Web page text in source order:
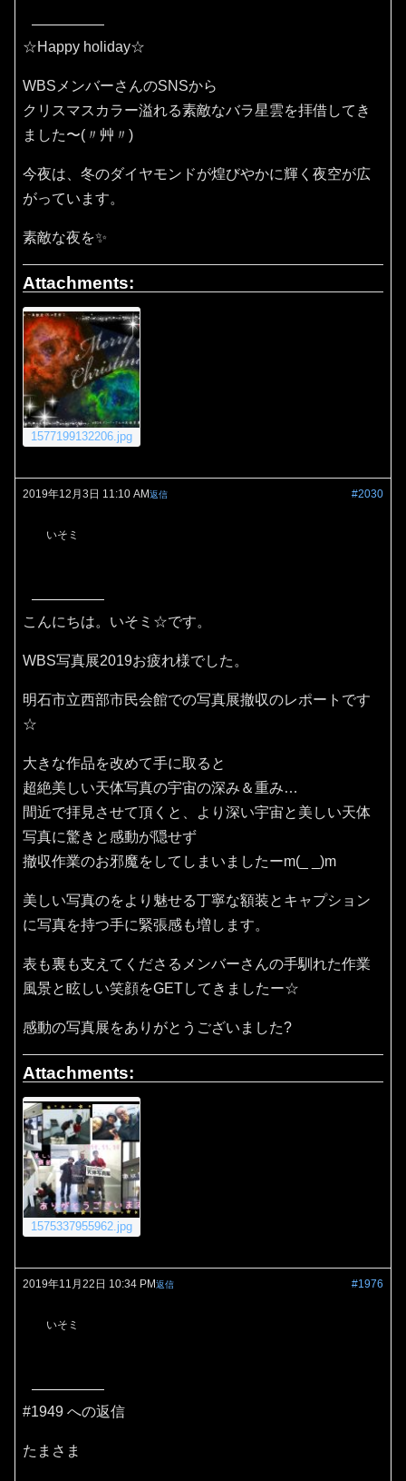
☆Happy holiday☆
WBSメンバーさんのSNSから
クリスマスカラー溢れる素敵なバラ星雲を拝借してき
ました〜(〃艸〃)
今夜は、冬のダイヤモンドが煌びやかに輝く夜空が広
がっています。
素敵な夜を✨
Attachments:
1577199132206.jpg
2019年12月3日 11:10 AM #2030
返信
いそミ
こんにちは。いそミ☆です。
WBS写真展2019お疲れ様でした。
明石市立西部市民会館での写真展撤収のレポートです
☆
大きな作品を改めて手に取ると
超絶美しい天体写真の宇宙の深み＆重み…
間近で拝見させて頂くと、より深い宇宙と美しい天体
写真に驚きと感動が隠せず
撤収作業のお邪魔をしてしまいましたーm(_ _)m
美しい写真のをより魅せる丁寧な額装とキャプション
に写真を持つ手に緊張感も増します。
表も裏も支えてくださるメンバーさんの手馴れた作業
風景と眩しい笑顔をGETしてきましたー☆
感動の写真展をありがとうございました?
Attachments:
1575337955962.jpg
2019年11月22日 10:34 PM #1976
返信
いそミ
#1949 への返信
たまさま